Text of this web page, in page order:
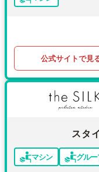
公式サイトで見
スタ
マシン グルー